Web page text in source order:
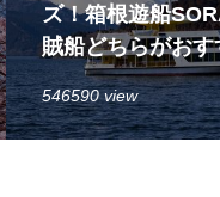
ズ！箱根遊船
賊船どちらがおす
546590 view